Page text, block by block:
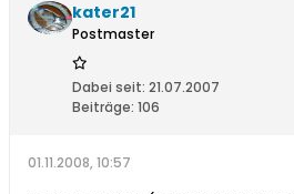
kater21
Postmaster
Dabei seit: 21.07.2007
Beiträge: 106
01.11.2008, 10:57